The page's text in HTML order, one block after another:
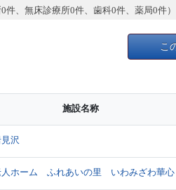
件、無床診療所0件、歯科0件、薬局0件）
こ
施設名称
沢
人ホーム ふれあいの里 いわみざわ華心